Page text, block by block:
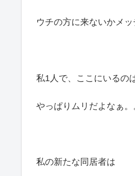
ウチの方に来ないかメッ
私1人で、ここにいるの
やっぱりムリだよなぁ。
私の新たな同居者は